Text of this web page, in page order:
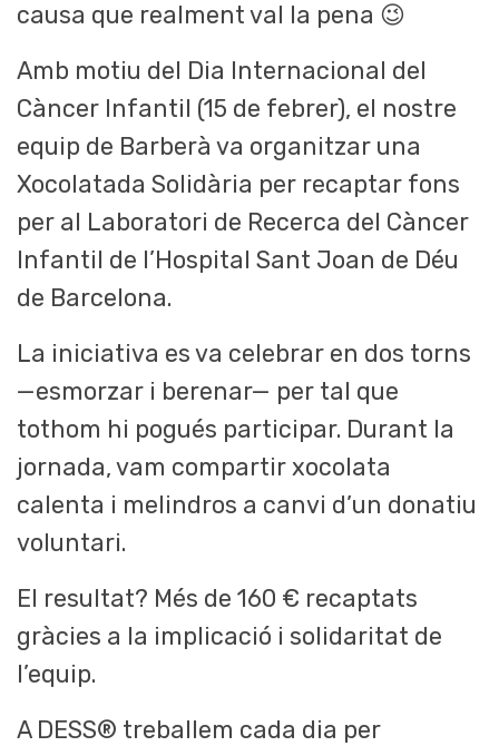
causa que realment val la pena 😉
Amb motiu del Dia Internacional del
Càncer Infantil (15 de febrer), el nostre
equip de Barberà va organitzar una
Xocolatada Solidària per recaptar fons
per al Laboratori de Recerca del Càncer
Infantil de l’Hospital Sant Joan de Déu
de Barcelona.
La iniciativa es va celebrar en dos torns
—esmorzar i berenar— per tal que
tothom hi pogués participar. Durant la
jornada, vam compartir xocolata
calenta i melindros a canvi d’un donatiu
voluntari.
El resultat? Més de 160 € recaptats
gràcies a la implicació i solidaritat de
l’equip.
A DESS® treballem cada dia per